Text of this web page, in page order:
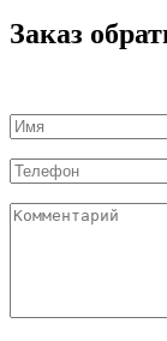
Заказ